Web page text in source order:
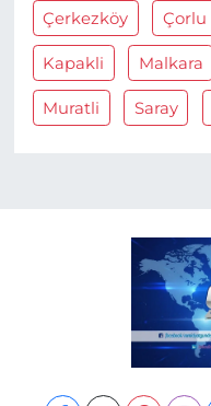
Çerkezköy Çorlu
Kapakli Malkara
Muratli Saray